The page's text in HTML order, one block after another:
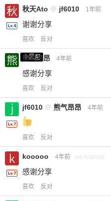
秋天Ato @ jf6010 1年前
谢谢分享
喜欢 反对
小黑屋
熊气昂昂 4年前
感谢分享
喜欢 反对
jf6010 @ 熊气昂昂 4年前
喜欢 反对
kooooo 4年前 via Android
感谢分享
喜欢 反对